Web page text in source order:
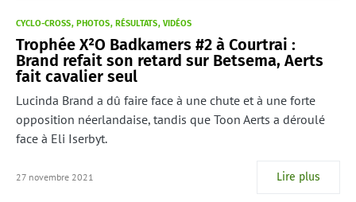
CYCLO-CROSS PHOTOS RÉSULTATS VIDÉOS
Trophée X²O Badkamers #2 à Courtrai :
Brand refait son retard sur Betsema, Aerts
fait cavalier seul
Lucinda Brand a dû faire face à une chute et à une forte
opposition néerlandaise, tandis que Toon Aerts a déroulé
face à Eli Iserbyt.
27 novembre 2021 Lire plus